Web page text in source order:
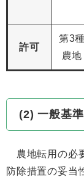
許可
第3種
農地
(2) 一般基準
農地転用の必
防除措置の妥当